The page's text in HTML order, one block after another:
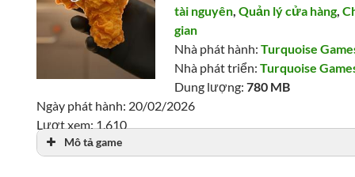
tài nguyên,Quản lý cửa hàng,
gian
Nhà phát hành:Turquoise
Nhà phát triển:Turquoise
Dung lượng:780 MB
Ngày phát hành: 20/02/2026
Lượt xem: 1,610
Mô tả game